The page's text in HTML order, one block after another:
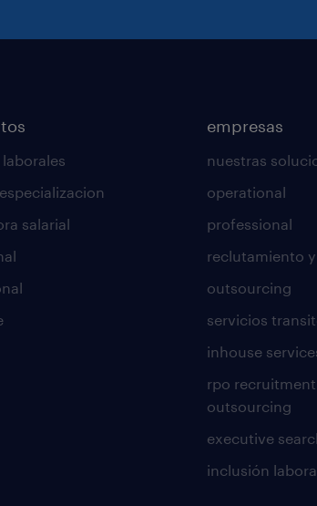
salarial
empresas
nuestras
operational
professional
reclutamiento
outsourcing
servicios
inhouse
rpo
outsourcing
executive
inclusión